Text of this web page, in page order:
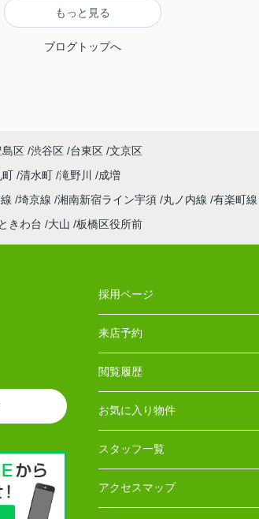
もっと見る
ブログトップへ
島区 渋谷区 台東区 文京区
町 清水町 滝野川
成増
埼京線 湘南新宿ライン宇須 丸ノ内線 有楽町線
ときわ台 大山 板橋区役所前
採用ページ
来店予約
閲覧履歴
お気に入り物件
スタッフ一覧
アクセスマップ